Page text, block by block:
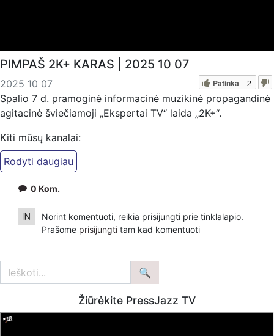
PIMPAŠ 2K+ KARAS | 2025 10 07
2025 10 07 Patinka 2
Spalio 7 d. pramoginė informacinė muzikinė propagandinė
agitacinė šviečiamoji „Ekspertai TV“ laida „2K+“.
Kiti mūsų kanalai:
Ekspertai.eu Telegram'e – https://t.me/ekspertaiTelegram
Dailymotion: https://www.dailymotion.com/ekspertai
https://www.ekspertai.eu
Mūsų veikla galima tik dėka skaitytojų ir žiūrovų, mus
paremti galima šiais būdais:
https://www.paypal.com/paypalme/Ekspertaieu?
locale.x=en_US
0 Kom.
Norint komentuoti, reikia prisijungti prie tinklalapio.
Prašome prisijungti tam kad komentuoti
Žiūrėkite PressJazz TV